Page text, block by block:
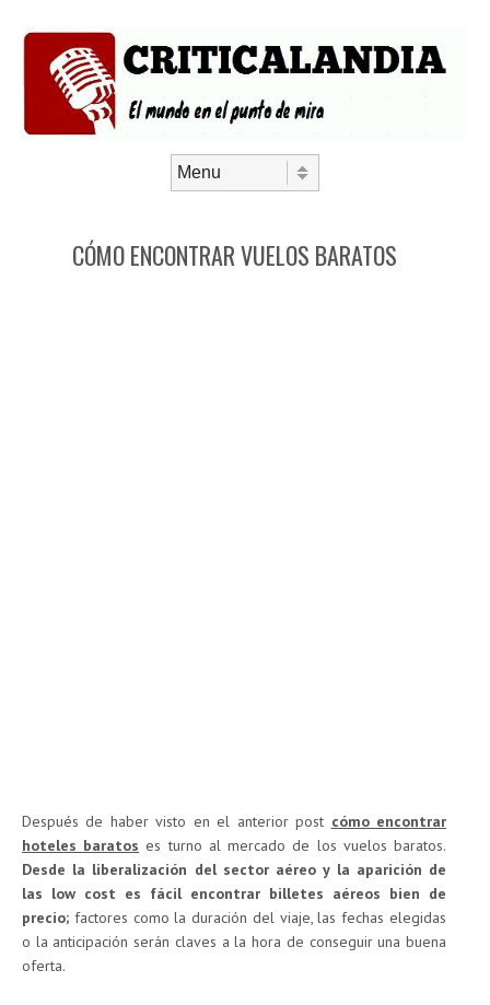
CÓMO ENCONTRAR VUELOS BARATOS
Después de haber visto en el anterior post cómo encontrar
hoteles baratos es turno al mercado de los vuelos baratos.
Desde la liberalización del sector aéreo y la aparición de
las low cost es fácil encontrar billetes aéreos bien de
precio; factores como la duración del viaje, las fechas elegidas
o la anticipación serán claves a la hora de conseguir una buena
oferta.